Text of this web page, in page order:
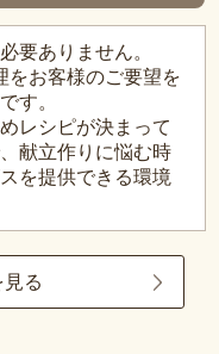
要ありません。
をお客様のご要望を
す。
レシピが決まって
献立作りに悩む時
を提供できる環境
る